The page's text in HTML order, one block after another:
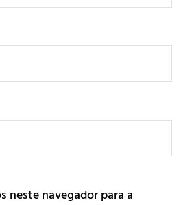
neste navegador para a